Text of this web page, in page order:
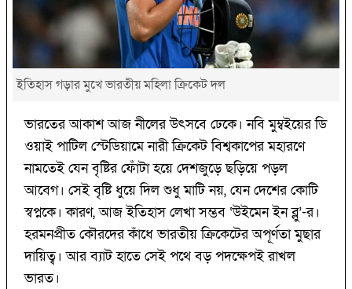
ইতিহাস গড়ার মুখে ভারতীয় মহিলা ক্রিকেট দল
ভারতের আকাশ আজ নীলের উৎসবে ঢেকে। নবি মুম্বইয়ের ডি
ওয়াই পাটিল স্টেডিয়ামে নারী ক্রিকেট বিশ্বকাপের মহারণে
নামতেই যেন বৃষ্টির ফোঁটা হয়ে দেশজুড়ে ছড়িয়ে পড়ল
আবেগ। সেই বৃষ্টি ধুয়ে দিল শুধু মাটি নয়, যেন দেশের কোটি
স্বপ্নকে। কারণ, আজ ইতিহাস লেখা সম্ভব ‘উইমেন ইন ব্লু’-র।
হরমনপ্রীত কৌরদের কাঁধে ভারতীয় ক্রিকেটের অপূর্ণতা মুছার
দায়িত্ব। আর ব্যাট হাতে সেই পথে বড় পদক্ষেপই রাখল
ভারত।